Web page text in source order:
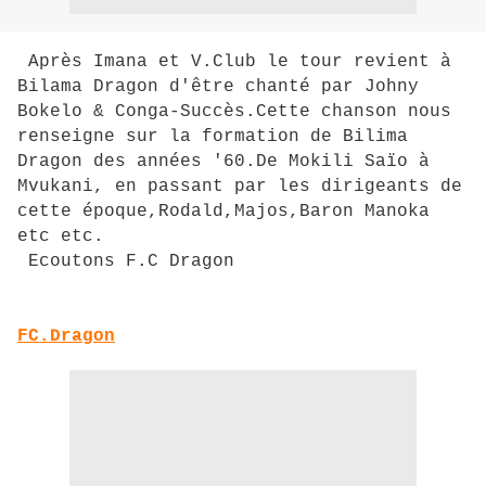
Après Imana et V.Club le tour revient à
Bilama Dragon d'être chanté par Johny
Bokelo & Conga-Succès.Cette chanson nous
renseigne sur la formation de Bilima
Dragon des années '60.De Mokili Saïo à
Mvukani, en passant par les dirigeants de
cette époque,Rodald,Majos,Baron Manoka
etc etc.
Ecoutons F.C Dragon
FC.Dragon